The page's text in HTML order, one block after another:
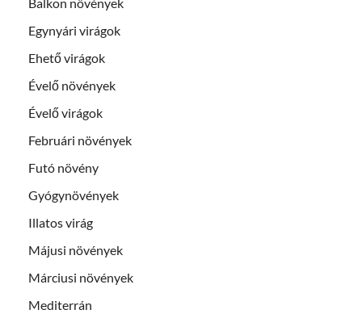
Egynyári virágok
Ehető virágok
Évelő növények
Évelő virágok
Februári növények
Futó növény
Gyógynövények
Illatos virág
Májusi növények
Márciusi növények
Mediterrán